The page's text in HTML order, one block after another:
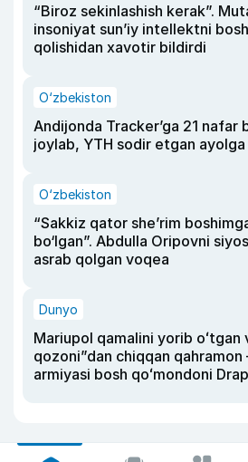
“Biroz sekinlashish kerak”.
insoniyat sun’iy intellektni
qolishidan xavotir bildirdi
O‘zbekiston
Andijonda Tracker’ga 21 nafar
joylab, YTH sodir etgan ayolga
O‘zbekiston
“Sakkiz qator she’rim
bo‘lgan”. Abdulla Oripovni
asrab qolgan voqea
Dunyo
Mariupol qamalini yorib oʻtgan
qozoni”dan chiqqan
armiyasi bosh qoʻmondoni